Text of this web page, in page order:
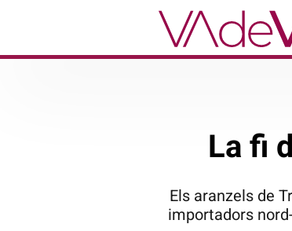
La fi
Els aranzels de
importadors